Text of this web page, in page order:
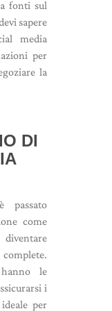
fonti sul
sapere
media
per
la
DI
passato
come
hanno le
i
per